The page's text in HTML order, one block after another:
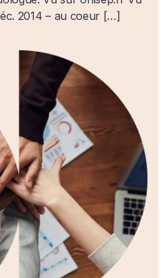
2014 – au coeur […]